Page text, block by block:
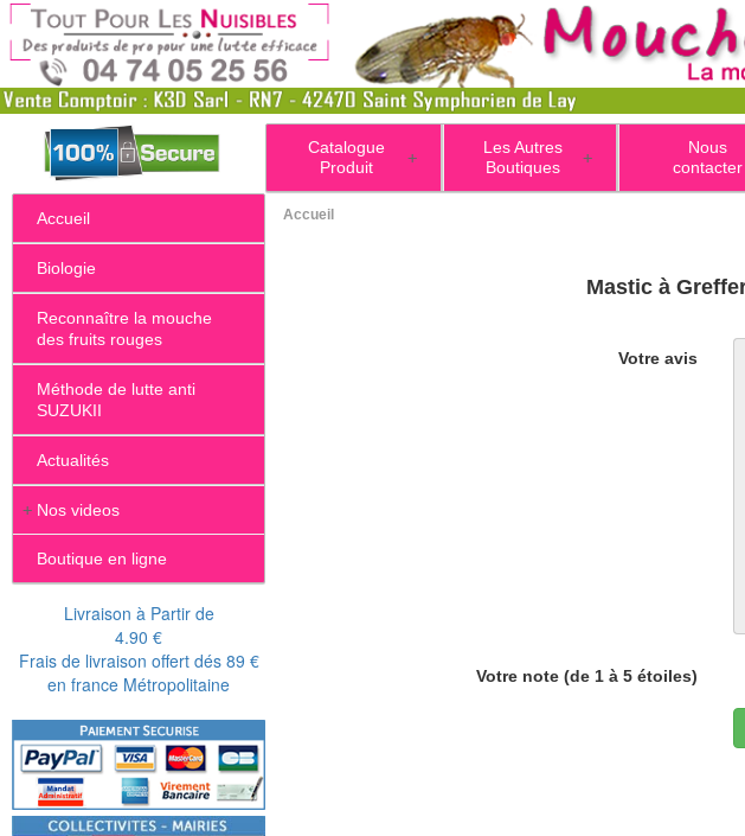
+
Catalogue
Produit
+
Les Autres
Boutiques
Nous
contacter
Accueil
Biologie
Reconnaître la mouche
des fruits rouges
Méthode de lutte anti
SUZUKII
Actualités
+ Nos videos
Boutique en ligne
Livraison à Partir de
4.90 €
Frais de livraison offert dés 89 €
en france Métropolitaine
Accueil
Votre avis
Votre note (de 1 à 5 étoiles)